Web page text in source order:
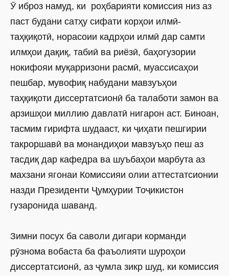
Ӯ иброз намуд, ки роҳбарияти комиссия низ аз
паст будани сатҳу сифати корҳои илмӣ-
таҳқиқотӣ, норасоии кадрҳои илмӣ дар самти
илмҳои дақиқ, табиӣ ва риёзӣ, баҳогузории
нокифояи муқарризони расмӣ, муассисаҳои
пешбар, мувофиқ набудани мавзуъҳои
таҳқиқоти диссертатсионӣ ба талаботи замон ва
арзишҳои миллию давлатӣ нигарон аст. Биноан,
тасмим гирифта шудааст, ки ҷиҳати пешгирии
такроршавӣ ва монандиҳои мавзуъҳо пеш аз
тасдиқ дар кафедра ва шуъбаҳои марбута аз
махзани ягонаи Комиссияи олии аттестатсионии
назди Президенти Ҷумҳурии Тоҷикистон
гузаронида шаванд.
Зимни посух ба саволи дигари корманди
рӯзнома вобаста ба фаъолияти шуроҳои
диссертатсионӣ, аз ҷумла зикр шуд, ки комиссия